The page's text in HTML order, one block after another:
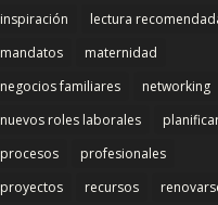
inspiración
lectura
mandatos
maternidad
negocios familiares
networking
nuevos roles laborales
procesos
profesionales
proyectos
recursos